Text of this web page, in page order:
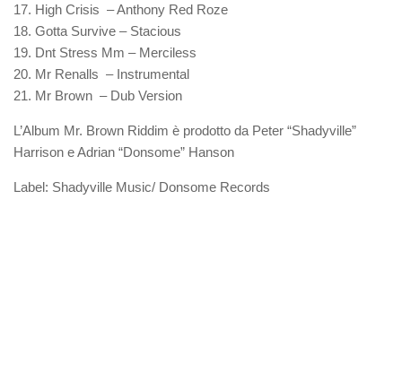
17. High Crisis – Anthony Red Roze
18. Gotta Survive – Stacious
19. Dnt Stress Mm – Merciless
20. Mr Renalls – Instrumental
21. Mr Brown – Dub Version
L’Album Mr. Brown Riddim è prodotto da Peter “Shadyville”
Harrison e Adrian “Donsome” Hanson
Label: Shadyville Music/ Donsome Records